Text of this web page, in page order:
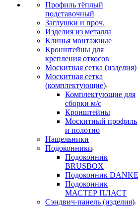
Профиль тёплый
подставочный
Заглушки и проч.
Изделия из металла
Клинья монтажные
Кронштейны для
крепления откосов
Москитная сетка (изделия)
Москитная сетка
(комплектующие)
Комплектующие для
сборки м/с
Кронштейны
Москитный профиль
и полотно
Нащельники
Подоконники
Подоконник
BRUSBOX
Подоконник DANKE
Подоконник
МАСТЕР ПЛАСТ
Сэндвич-панель (изделия)